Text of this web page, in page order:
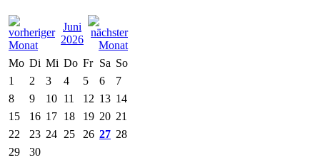
Juni
2026
Mo Di Mi Do Fr Sa So
1
2 3 4 5 6
7
8
9 10 11 12 13 14
15
16 17 18 19 20 21
22
23 24 25 26 27 28
29
30